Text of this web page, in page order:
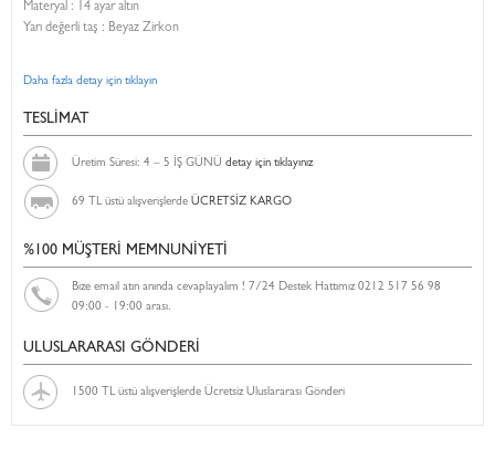
Materyal : 14 ayar altın
Yarı değerli taş : Beyaz Zirkon
Daha fazla detay için tıklayın
TESLİMAT
Üretim Süresi: 4 – 5 İŞ GÜNÜ detay için tıklayınız
69 TL üstü alışverişlerde ÜCRETSİZ KARGO
%100 MÜŞTERİ MEMNUNİYETİ
Bize email atın anında cevaplayalım ! 7/24 Destek Hattımız 0212 517 56 98
09:00 - 19:00 arası.
ULUSLARARASI GÖNDERİ
1500 TL üstü alışverişlerde Ücretsiz Uluslararası Gönderi